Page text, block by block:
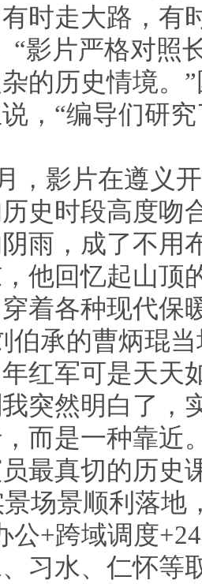
时走大路，有
“影片严格对照
的历史情境。
，“编导们研
，影片在遵义
史时段高度吻
雨，成了不用
他回忆起山顶
着各种现代保
伯承的曹炳琨
红军可是天天
突然明白了，
而是一种靠近
最真切的历史
场景顺利落地
公+跨域调度
习水、仁怀等